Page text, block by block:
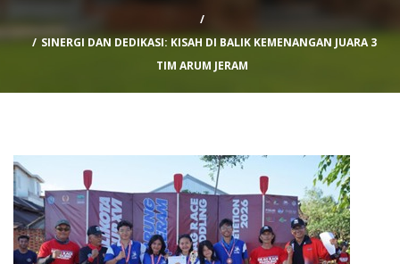
SINERGI DAN DEDIKASI: KISAH DI BALIK KEMENANGAN JUARA 3
TIM ARUM JERAM